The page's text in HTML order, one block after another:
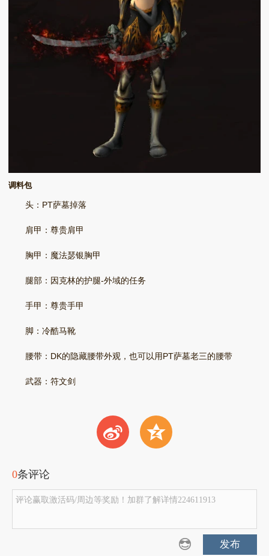
调料包
头：PT萨墓掉落
肩甲：尊贵肩甲
胸甲：魔法瑟银胸甲
腿部：因克林的护腿-外域的任务
手甲：尊贵手甲
脚：冷酷马靴
腰带：DK的隐藏腰带外观，也可以用PT萨墓老三的腰带
武器：符文剑
t z
0条评论
评论赢取激活码/周边等奖励！加群了解详情224611913
发布